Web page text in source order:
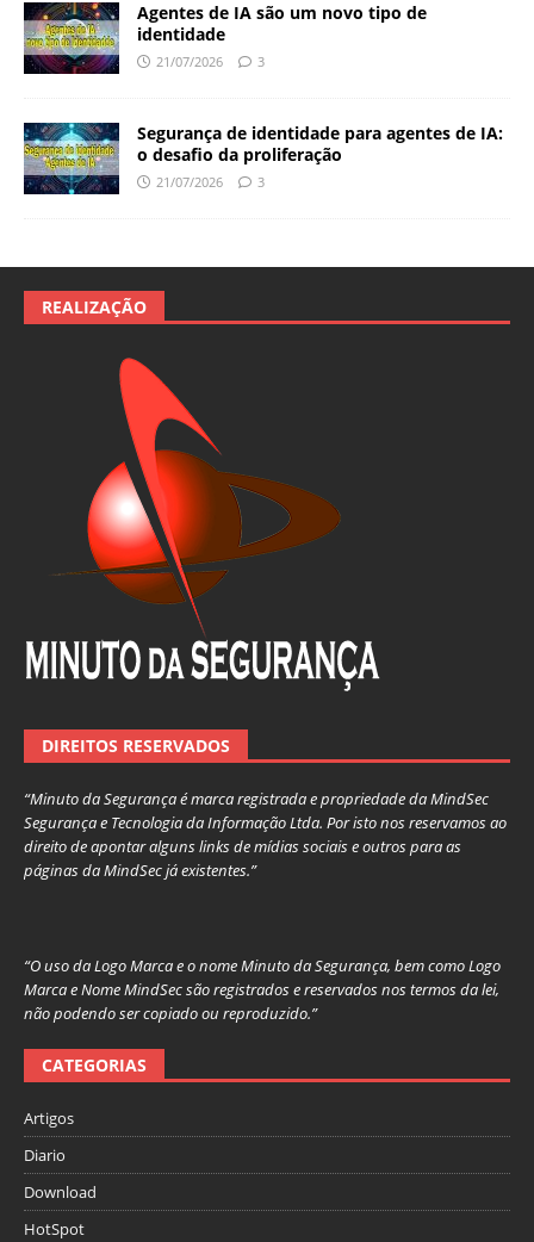
Agentes de IA são um novo tipo de
identidade
21/07/2026 3
Segurança de identidade para agentes de IA:
o desafio da proliferação
21/07/2026 3
REALIZAÇÃO
DIREITOS RESERVADOS
“Minuto da Segurança é marca registrada e propriedade da MindSec
Segurança e Tecnologia da Informação Ltda. Por isto nos reservamos ao
direito de apontar alguns links de mídias sociais e outros para as
páginas da MindSec já existentes.”
“O uso da Logo Marca e o nome Minuto da Segurança, bem como Logo
Marca e Nome MindSec são registrados e reservados nos termos da lei,
não podendo ser copiado ou reproduzido.”
CATEGORIAS
Artigos
Diario
Download
HotSpot